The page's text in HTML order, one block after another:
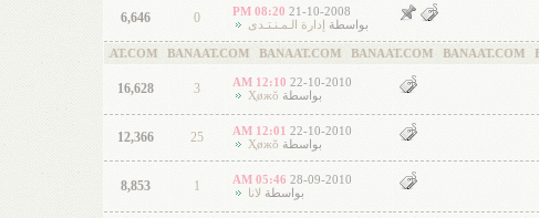
21-10-2008
08:20 PM
بواسطة
إدارة الـمـنـتـدى 0
6,646
BANAAT.COM BANAAT.COM BANAAT.COM BANAAT.COM
22-10-2010
12:10 AM
بواسطة Ҳøжŏ
3
16,628
22-10-2010
12:01 AM
بواسطة Ҳøжŏ
25
12,366
28-09-2010
05:46 AM
بواسطة لانا 1
8,853